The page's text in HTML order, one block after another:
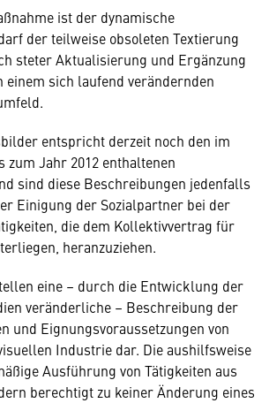
ist der dynamische
der teilweise obsoleten Textierung
steter Aktualisierung und Ergänzung
sich laufend verändernden
entspricht derzeit noch den im
Jahr 2012 enthaltenen
sind diese Beschreibungen jedenfalls
Einigung der Sozialpartner bei der
die dem Kollektivvertrag für
heranzuziehen.
eine – durch die Entwicklung der
veränderliche – Beschreibung der
und Eignungsvoraussetzungen von
Industrie dar. Die aushilfsweise
Ausführung von Tätigkeiten aus
berechtigt zu keiner Änderung eines